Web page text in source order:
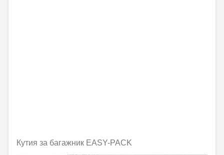
Кутия за багажник EASY-PACK